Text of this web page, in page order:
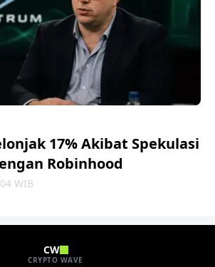
17% Akibat Spekulasi
Robinhood
WIB
CW
CRYPTO WAVE